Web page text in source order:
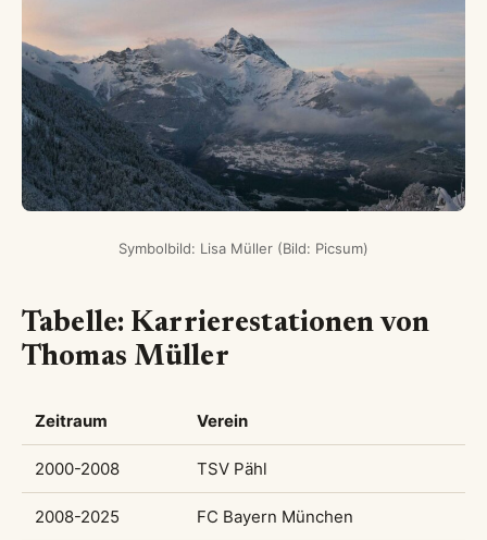
Symbolbild: Lisa Müller (Bild: Picsum)
Tabelle: Karrierestationen von
Thomas Müller
Zeitraum Verein
2000-2008 TSV Pähl
2008-2025 FC Bayern München